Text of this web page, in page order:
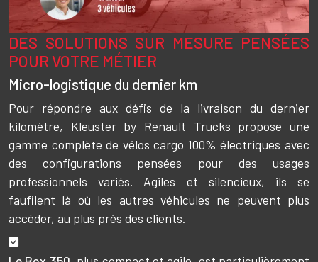
Texte
DES SOLUTIONS SUR MESURE PENSÉES
POUR VOTRE MÉTIER
Micro-logistique du dernier km
Pour répondre aux défis de la livraison du dernier
kilomètre, Kleuster by Renault Trucks propose une
gamme complète de vélos cargo 100% électriques avec
des configurations pensées pour des usages
professionnels variés. Agiles et silencieux, ils se
faufilent là où les autres véhicules ne peuvent plus
accéder, au plus près des clients.